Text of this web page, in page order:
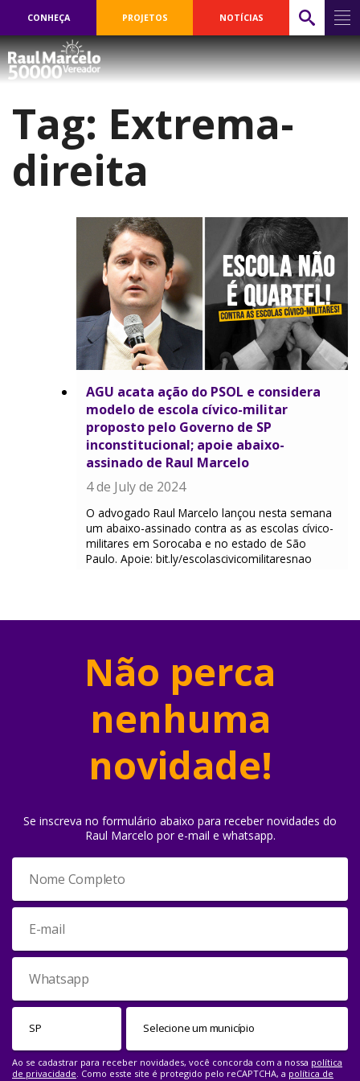
CONHEÇA PROJETOS NOTÍCIAS
Tag: Extrema-
direita
AGU acata ação do PSOL e considera
modelo de escola cívico-militar
proposto pelo Governo de SP
inconstitucional; apoie abaixo-
assinado de Raul Marcelo
4 de July de 2024
O advogado Raul Marcelo lançou nesta semana
um abaixo-assinado contra as as escolas cívico-
militares em Sorocaba e no estado de São
Paulo. Apoie: bit.ly/escolascivicomilitaresnao
Não perca
nenhuma
novidade!
Se inscreva no formulário abaixo para receber novidades do
Raul Marcelo por e-mail e whatsapp.
Ao se cadastrar para receber novidades, você concorda com a nossa política
de privacidade. Como esste site é protegido pelo reCAPTCHA, a política de